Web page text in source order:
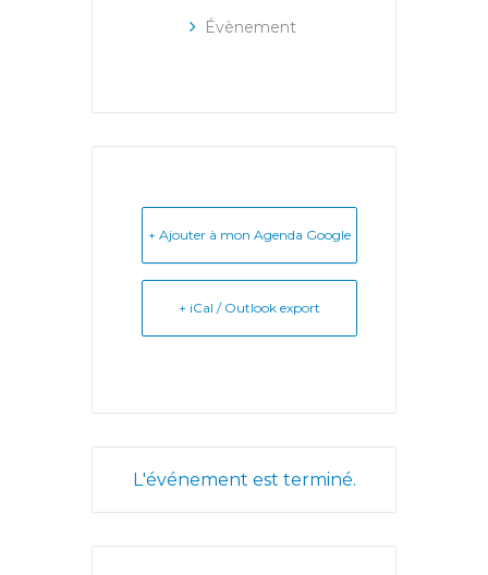
Évènement
+ Ajouter à mon Agenda Google
+ iCal / Outlook export
L'événement est terminé.